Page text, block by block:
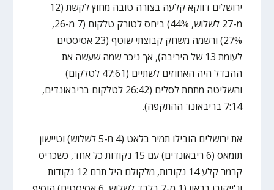
ירושלים דווקא קלעה בצורה טובה מחוץ לקשת (12
מ-27 לשלוש, 44%) ביחס לטורק טלקום (7 מ-26,
27%) ורשמה משחק קבוצתי שוטף (23 אסיסטים
לעומת 13 של היריבה), אך ניכר שמה שעשה את
ההבדל היה האחוזים לשתיים (47:61 לטלקום)
והשליטה מתחת לסלים (26:42 לטלקום בריבאונדים,
7:14 בריבאונד ההתקפה).
את ירושלים הובילו תמיר בלאט (4 מ-5 לשלוש) וטיישון
תומאס (6 ריבאונדים) עם 15 נקודות כל אחד, כשכריס
קרמר קלע 14 נקודות, מלקולם היל תרם 12 נקודות